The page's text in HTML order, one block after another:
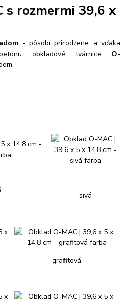
s rozmermi 39,6 x
-pôsobí prirodzene a vďaka
obkladové tvárnice O-
sivá
grafitová